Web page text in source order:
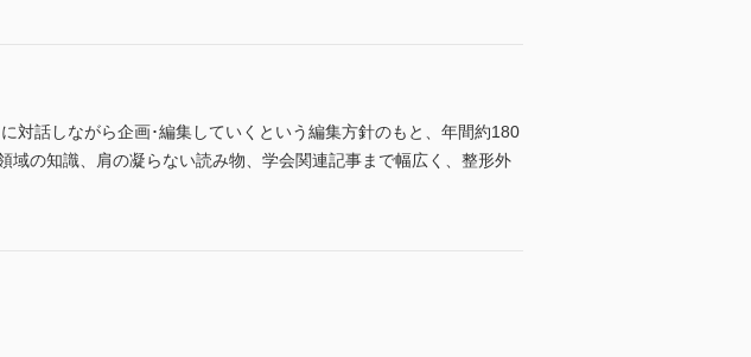
対話しながら企画･編集していくという編集方針のもと、年間約180
の知識、肩の凝らない読み物、学会関連記事まで幅広く、整形外